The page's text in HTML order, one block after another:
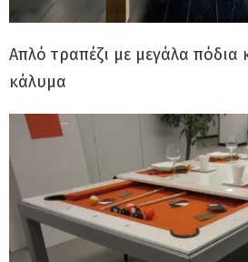
Απλό τραπέζι με μεγάλα πόδια
κάλυμα